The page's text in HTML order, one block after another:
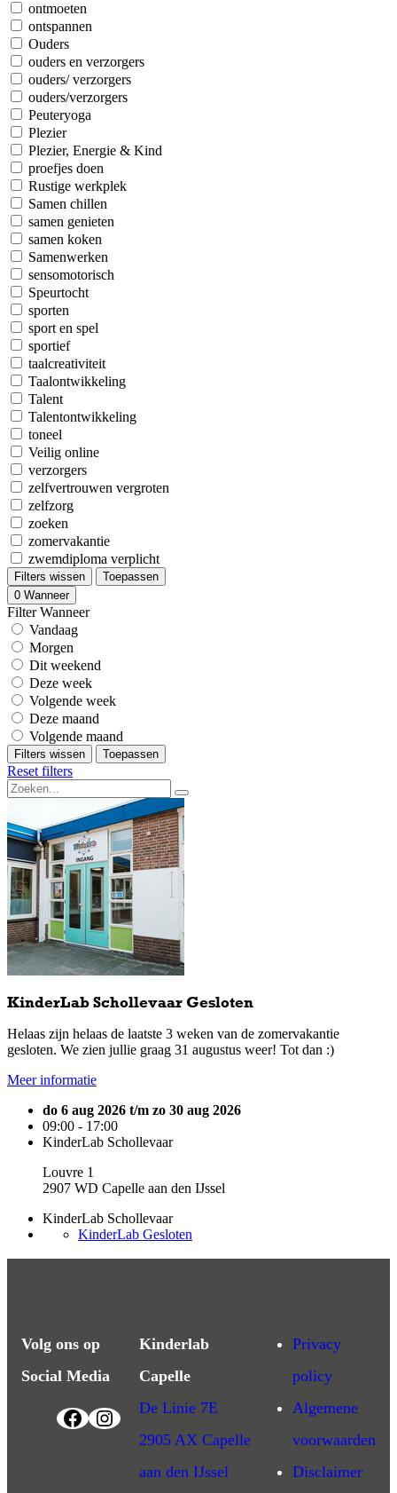
ontmoeten
ontspannen
Ouders
ouders en verzorgers
ouders/ verzorgers
ouders/verzorgers
Peuteryoga
Plezier
Plezier, Energie & Kind
proefjes doen
Rustige werkplek
Samen chillen
samen genieten
samen koken
Samenwerken
sensomotorisch
Speurtocht
sporten
sport en spel
sportief
taalcreativiteit
Taalontwikkeling
Talent
Talentontwikkeling
toneel
Veilig online
verzorgers
zelfvertrouwen vergroten
zelfzorg
zoeken
zomervakantie
zwemdiploma verplicht
Filters wissen
Toepassen
0 Wanneer
Filter Wanneer
Vandaag
Morgen
Dit weekend
Deze week
Volgende week
Deze maand
Volgende maand
Filters wissen Toepassen
Reset filters
KinderLab Schollevaar Gesloten
Helaas zijn helaas de laatste 3 weken van de zomervakantie
gesloten. We zien jullie graag 31 augustus weer! Tot dan :)
Meer informatie
do 6 aug 2026 t/m zo 30 aug 2026
09:00 - 17:00
KinderLab Schollevaar
Louvre 1
2907 WD Capelle aan den IJssel
KinderLab Schollevaar
KinderLab Gesloten
Volg ons op
Social Media
Kinderlab
Capelle
De Linie 7E
2905 AX Capelle
aan den IJssel
Privacy
policy
Algemene
voorwaarden
Disclaimer